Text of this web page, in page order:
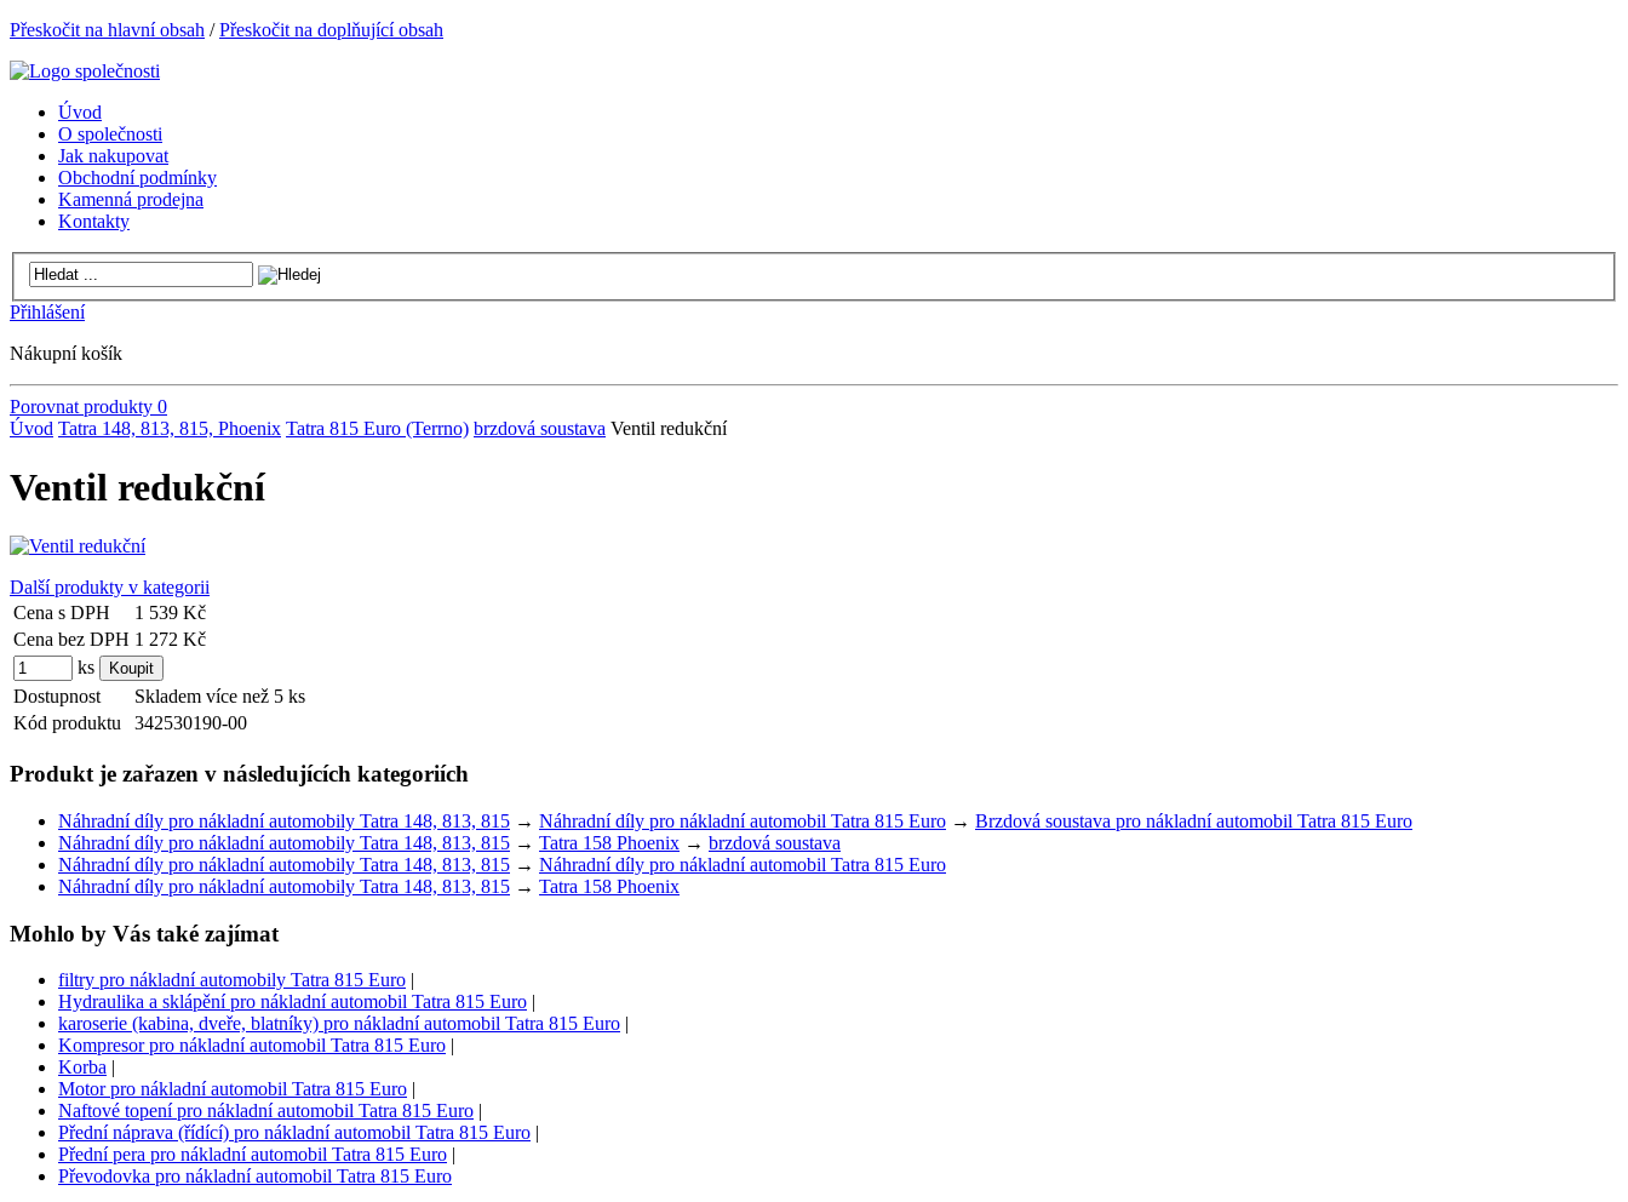
Přeskočit na hlavní obsah /Přeskočit na doplňující obsah
Úvod
O společnosti
Jak nakupovat
Obchodní podmínky
Kamenná prodejna
Kontakty
Přihlášení
Nákupní košík
Porovnat produkty 0
Úvod Tatra 148, 813, 815, Phoenix Tatra 815 Euro (Terrno) brzdová soustava Ventil redukční
Ventil redukční
Další produkty v kategorii
Cena s DPH
1 539 Kč
Cena bez DPH 1 272 Kč
ks
Dostupnost
Skladem více než 5 ks
Kód produktu
342530190-00
Produkt je zařazen v následujících kategoriích
Náhradní díly pro nákladní automobily Tatra 148, 813, 815 → Náhradní díly pro nákladní automobil Tatra 815 Euro → Brzdová soustava pro nákladní automobil Tatra 815 Euro
Náhradní díly pro nákladní automobily Tatra 148, 813, 815 → Tatra 158 Phoenix → brzdová soustava
Náhradní díly pro nákladní automobily Tatra 148, 813, 815 → Náhradní díly pro nákladní automobil Tatra 815 Euro
Náhradní díly pro nákladní automobily Tatra 148, 813, 815 → Tatra 158 Phoenix
Mohlo by Vás také zajímat
filtry pro nákladní automobily Tatra 815 Euro |
Hydraulika a sklápění pro nákladní automobil Tatra 815 Euro |
karoserie (kabina, dveře, blatníky) pro nákladní automobil Tatra 815 Euro |
Kompresor pro nákladní automobil Tatra 815 Euro |
Korba |
Motor pro nákladní automobil Tatra 815 Euro |
Naftové topení pro nákladní automobil Tatra 815 Euro |
Přední náprava (řídící) pro nákladní automobil Tatra 815 Euro |
Přední pera pro nákladní automobil Tatra 815 Euro |
Převodovka pro nákladní automobil Tatra 815 Euro